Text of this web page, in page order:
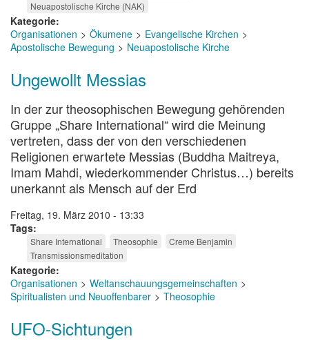
Neuapostolische Kirche (NAK)
Kategorie
Organisationen
Ökumene
Evangelische Kirchen
Apostolische Bewegung
Neuapostolische Kirche
Ungewollt Messias
In der zur theosophischen Bewegung gehörenden
Gruppe „Share International“ wird die Meinung
vertreten, dass der von den verschiedenen
Religionen erwartete Messias (Buddha Maitreya,
Imam Mahdi, wiederkommender Christus…) bereits
unerkannt als Mensch auf der Erd
Freitag, 19. März 2010 - 13:33
Tags
Share International Theosophie
Creme Benjamin
Transmissionsmeditation
Kategorie
Organisationen
Weltanschauungsgemeinschaften
Spiritualisten und Neuoffenbarer
Theosophie
UFO-Sichtungen